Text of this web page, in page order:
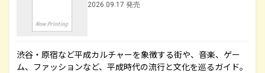
2026.09.17 発売
渋谷・原宿など平成カルチャーを象徴する街や、音楽、ゲー
ム、ファッションなど、平成時代の流行と文化を巡るガイド。